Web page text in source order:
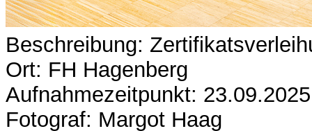
Beschreibung:
Ort: FH Hagenberg
Aufnahmezeitpunkt: 23.09.2025
Fotograf: Margot Haag